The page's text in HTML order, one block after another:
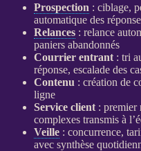
Prospection : ciblage,
automatique des
Relances: relance
paniers abandonnés
Courrier entrant: tri
réponse, escalade des
Contenu : création de
ligne
Service client: premier
complexes transmis à
Veille: concurrence,
avec synthèse